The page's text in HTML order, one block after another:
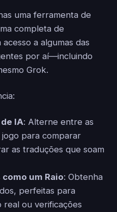
uma ferramenta de
completa de
a algumas das
por aí—incluindo
Grok.
IA: Alterne entre as
para comparar
as traduções que soam
um Raio: Obtenha
perfeitas para
real ou verificações